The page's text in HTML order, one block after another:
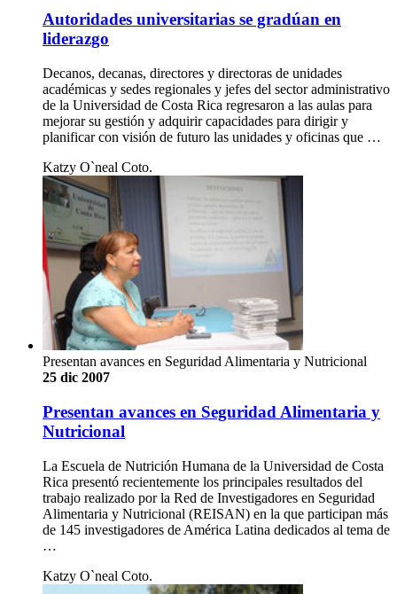
Autoridades universitarias se gradúan en
liderazgo
Decanos, decanas, directores y directoras de unidades
académicas y sedes regionales y jefes del sector administrativo
de la Universidad de Costa Rica regresaron a las aulas para
mejorar su gestión y adquirir capacidades para dirigir y
planificar con visión de futuro las unidades y oficinas que …
Katzy O`neal Coto.
Presentan avances en Seguridad Alimentaria y Nutricional
25 dic 2007
Presentan avances en Seguridad Alimentaria y
Nutricional
La Escuela de Nutrición Humana de la Universidad de Costa
Rica presentó recientemente los principales resultados del
trabajo realizado por la Red de Investigadores en Seguridad
Alimentaria y Nutricional (REISAN) en la que participan más
de 145 investigadores de América Latina dedicados al tema de
…
Katzy O`neal Coto.